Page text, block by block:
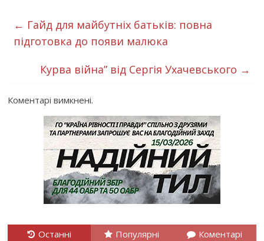
← Гайд для майбутніх батьків: повна
підготовка до появи малюка
Курва війна” від Сергія Ухачевського →
Коментарі вимкнені.
Останні Популярні Коментарі